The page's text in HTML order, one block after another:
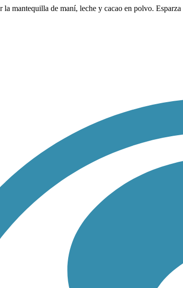
mantequilla de maní, leche y cacao en polvo.